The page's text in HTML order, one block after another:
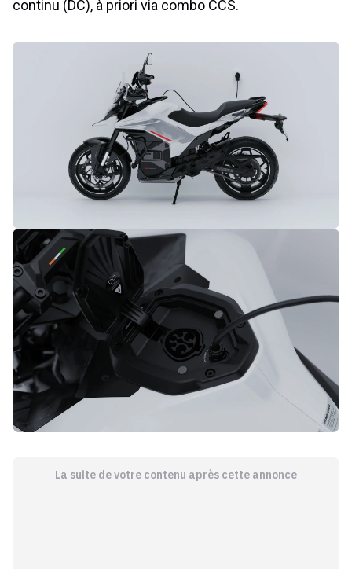
continu (DC), à priori via combo CCS.
La suite de votre contenu après cette annonce